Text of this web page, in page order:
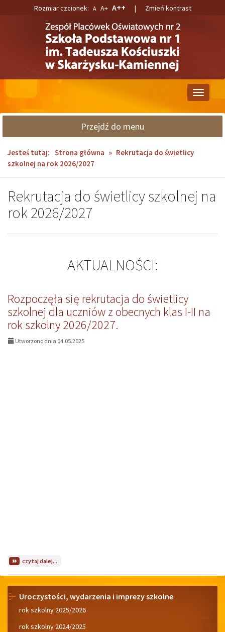
Rozmiar czcionek: A A+ A++ | Zmień kontrast
Przełącz
Przejdź do menu
Jesteś tutaj: Strona główna » Rekrutacja do świetlicy
szkolnej na rok 2026/2027
Rekrutacja do świetlicy szkolnej na
rok 2026/2027
AKTUALNOŚCI:
Rozpoczęła się rekrutacja do świetlicy
szkolnej dla uczniów z obecnych klas I-II na
rok szkolny 2026/2027.
Utworzono dnia 04.05.2025
czytaj dalej...
Rozpoczęła
się
rekrutacja
świetlicy
dla
Menu
Uroczystości, wydarzenia i imprezy szkolne
rok szkolny 2025/2026
rok szkolny 2024/2025